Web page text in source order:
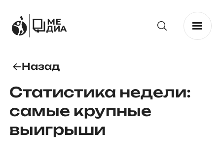
Назад
Статистика недели:
самые крупные
выигрыши